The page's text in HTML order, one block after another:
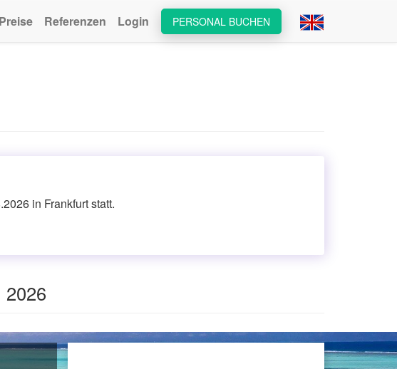
PERSONAL BUCHEN
Preise Referenzen Login
in Frankfurt statt.
2026